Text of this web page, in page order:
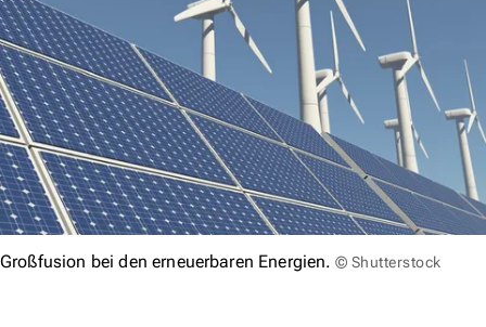
Großfusion bei den erneuerbaren Energien. © Shutterstock